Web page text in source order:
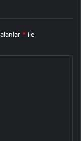
* ile